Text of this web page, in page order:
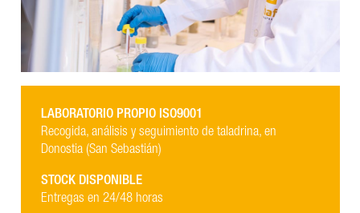
LABORATORIO PROPIO ISO9001
Recogida, análisis y seguimiento de taladrina, en
Donostia (San Sebastián)
STOCK DISPONIBLE
Entregas en 24/48 horas